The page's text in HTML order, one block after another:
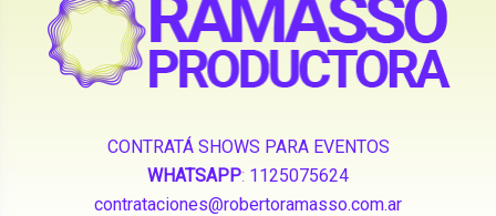
CONTRATÁ SHOWS PARA EVENTOS
WHATSAPP: 1125075624
contrataciones@robertoramasso.com.ar